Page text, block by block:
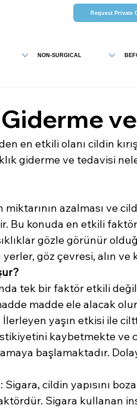
NON-SURGICAL
Request Private
Giderme
en etkili olanı cildin
giderme ve tedavisi
azalması ve
Bu konuda en etkili
gözle görünür
göz çevresi, alın ve
tek bir faktör etkili
madde ele alacak
yaşın etkisi ile
kaybetmekte ve
başlamaktadır.
: Sigara, cildin yapısını
Sigara kullanan